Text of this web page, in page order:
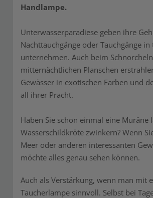
Handlampe.
Unterwasserparadiese geben ihre
Nachttauchgänge oder Tauchgänge in
unternehmen. Auch beim
mitternächtlichen Planschen
Gewässer in exotischen Farben und
all ihrer Pracht.
Haben Sie schon einmal eine Muräne
Wasserschildkröte zwinkern? Wenn
Meer oder anderen interessanten
möchte alles genau sehen können.
Auch als Verstärkung, wenn man mit
Taucherlampe sinnvoll. Selbst bei